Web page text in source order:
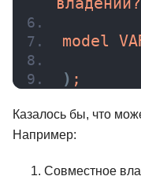
владении?
model
) ;
Казалось бы, что
Например:
Совместное